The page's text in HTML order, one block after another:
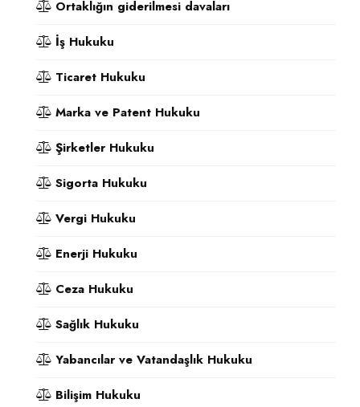
Ortaklığın giderilmesi davaları
İş Hukuku
Ticaret Hukuku
Marka ve Patent Hukuku
Şirketler Hukuku
Sigorta Hukuku
Vergi Hukuku
Enerji Hukuku
Ceza Hukuku
Sağlık Hukuku
Yabancılar ve Vatandaşlık Hukuku
Bilişim Hukuku